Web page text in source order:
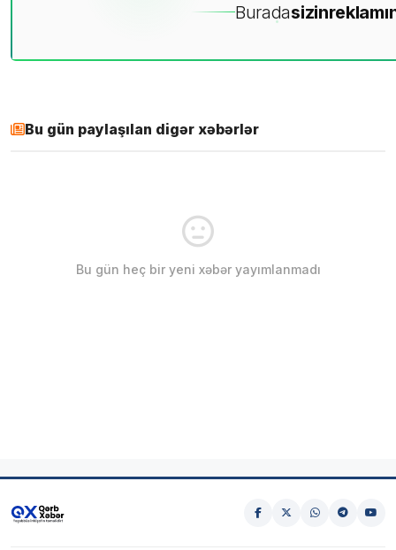
Buradasizin
Bu gün paylaşılan digər xəbərlər
Bu gün heç bir yeni xəbər yayımlanmadı